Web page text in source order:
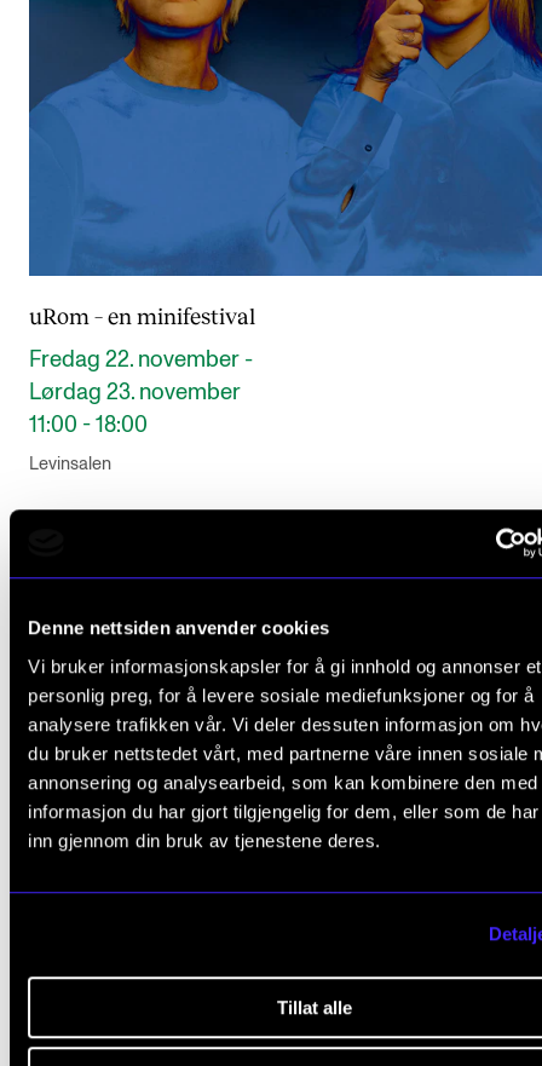
Denne nettsiden anvender cookies
Vi bruker informasjonskapsler for å gi innhold og annonser et
personlig preg, for å levere sosiale mediefunksjoner og for å
analysere trafikken vår. Vi deler dessuten informasjon om
du bruker nettstedet vårt, med partnerne våre innen sosiale
annonsering og analysearbeid, som kan kombinere den med
informasjon du har gjort tilgjengelig for dem, eller som de
inn gjennom din bruk av tjenestene deres.
Tillat alle
uRom – en minifestival
Fredag 22. november -
Lørdag 23. november
11:00 - 18:00
Levinsalen